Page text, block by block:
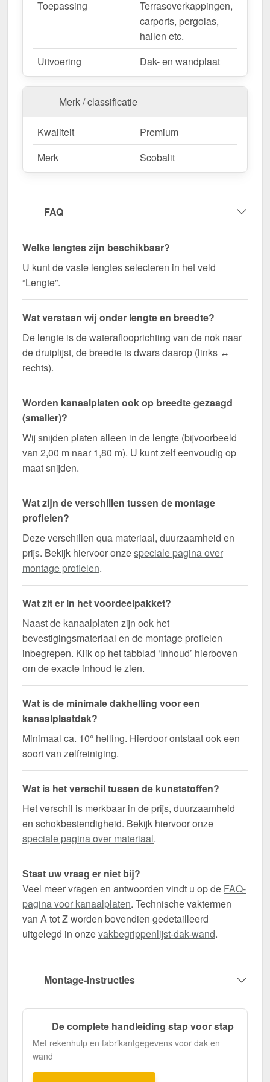
Toepassing
Terrasoverkappingen,
carports, pergolas,
hallen etc.
Uitvoering
Dak- en wandplaat
Merk / classificatie
Kwaliteit
Premium
Merk
Scobalit
FAQ
Welke lengtes zijn beschikbaar?
U kunt de vaste lengtes selecteren in het veld
“Lengte”.
Wat verstaan wij onder lengte en breedte?
De lengte is de wateraflooprichting van de nok naar
de druiplijst, de breedte is dwars daarop (links ↔
rechts).
Worden kanaalplaten ook op breedte gezaagd
(smaller)?
Wij snijden platen alleen in de lengte (bijvoorbeeld
van 2,00 m naar 1,80 m). U kunt zelf eenvoudig op
maat snijden.
Wat zijn de verschillen tussen de montage
profielen?
Deze verschillen qua materiaal, duurzaamheid en
prijs. Bekijk hiervoor onzespeciale pagina over
montage profielen.
Wat zit er in het voordeelpakket?
Naast de kanaalplaten zijn ook het
bevestigingsmateriaal en de montage profielen
inbegrepen. Klik op het tabblad ‘Inhoud’ hierboven
om de exacte inhoud te zien.
Wat is de minimale dakhelling voor een
kanaalplaatdak?
Minimaal ca. 10° helling. Hierdoor ontstaat ook een
soort van zelfreiniging.
Wat is het verschil tussen de kunststoffen?
Het verschil is merkbaar in de prijs, duurzaamheid
en schokbestendigheid. Bekijk hiervoor onze
speciale pagina over materiaal.
Staat uw vraag er niet bij?
Veel meer vragen en antwoorden vindt u op de FAQ-
pagina voor kanaalplaten. Technische vaktermen
van A tot Z worden bovendien gedetailleerd
uitgelegd in onzevakbegrippenlijst-dak-wand.
Montage-instructies
De complete handleiding stap voor stap
Met rekenhulp en fabrikantgegevens voor dak en
wand